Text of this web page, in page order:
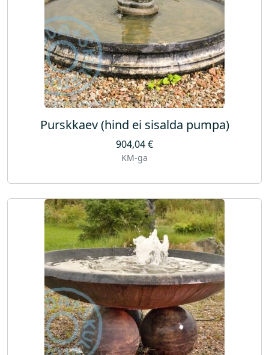
Purskkaev (hind ei sisalda pumpa)
904,04€
KM-ga